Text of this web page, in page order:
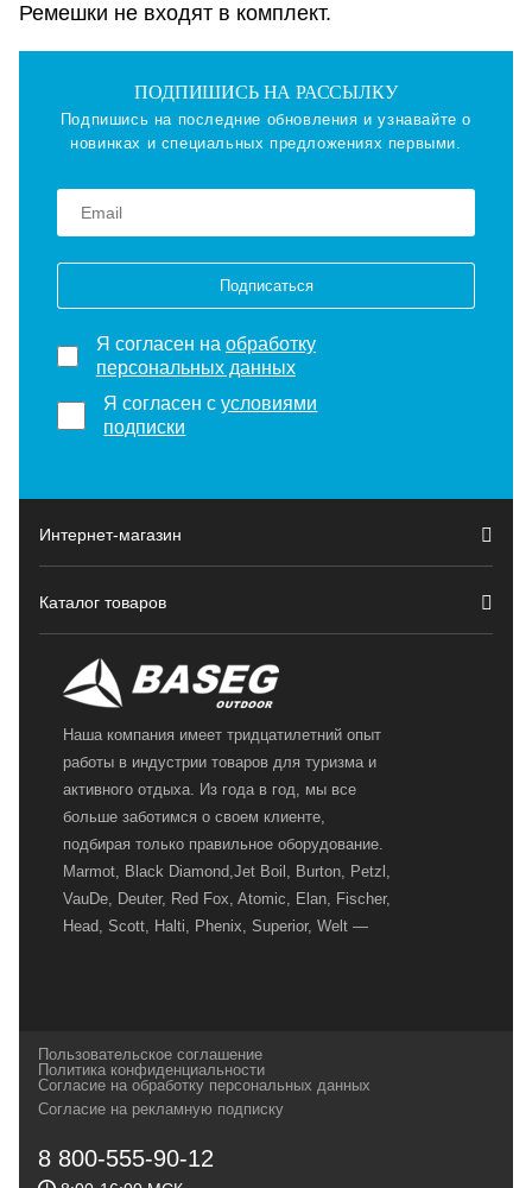
Ремешки не входят в комплект.
ПОДПИШИСЬ НА РАССЫЛКУ
Подпишись на последние обновления и узнавайте о
новинках и специальных предложениях первыми.
Подписаться
Я согласен на обработку
персональных данных
Я согласен сусловиями
подписки
Интернет-магазин
Каталог товаров
Наша компания имеет тридцатилетний опыт
работы в индустрии товаров для туризма и
активного отдыха. Из года в год, мы все
больше заботимся о своем клиенте,
подбирая только правильное оборудование.
Marmot, Black Diamond,Jet Boil, Burton, Petzl,
VauDe, Deuter, Red Fox, Atomic, Elan, Fischer,
Head, Scott, Halti, Phenix, Superior, Welt —
и взыскательных путешественников,
спортсменов и отдыхающих.
Геннадьевич
Пользовательское соглашение
Политика конфиденциальности
Согласие на обработку персональных данных
Согласие на рекламную подписку
8 800-555-90-12